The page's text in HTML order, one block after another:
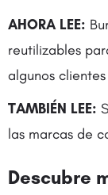
AHORA LEE:
reutilizables
algunos
TAMBIÉN LEE:
las marcas de
Descubre